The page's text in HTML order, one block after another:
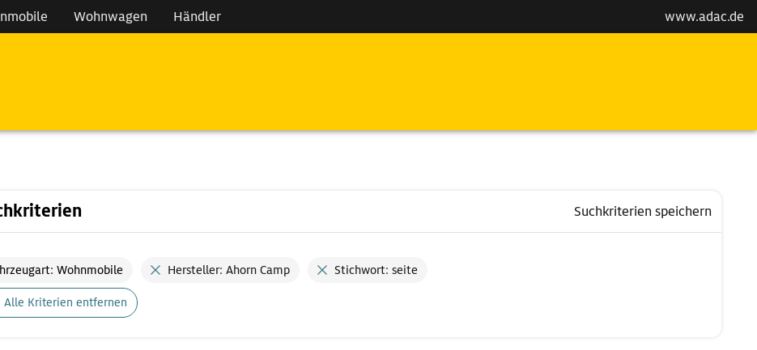
Wohnwagen Händler www.adac.de
Suchkriterien speichern
Wohnmobile Hersteller: Ahorn Camp Stichwort: seite
Alle Kriterien entfernen